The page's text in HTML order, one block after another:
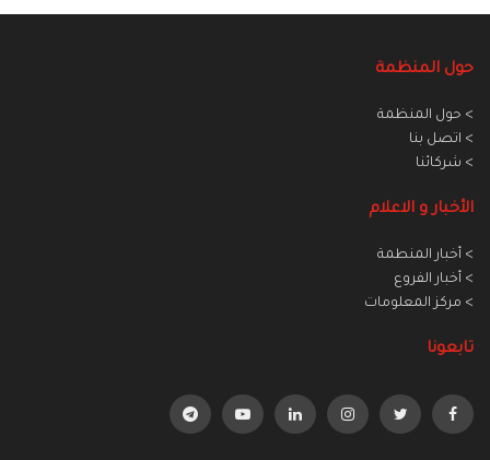
حول المنظمة
> حول المنظمة
> اتصل بنا
> شركائنا
الأخبار و الاعلام
> أخبار المنطمة
> أخبار الفروع
> مركز المعلومات
تابعونا